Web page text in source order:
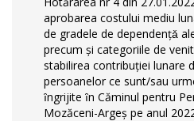
aprobarea costului mediu
de gradele de dependențǎ
precum și categoriile de
stabilirea contribuției lunare
persoanelor ce sunt/sau
ȋngrijite ȋn Căminul pentru
Mozăceni-Argeș pe anul